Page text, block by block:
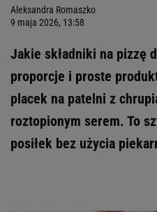
Aleksandra Romaszko
9 maja 2026, 13:58
Jakie składniki na pizzę
proporcje i proste
placek na patelni z
roztopionym serem. To
posiłek bez użycia